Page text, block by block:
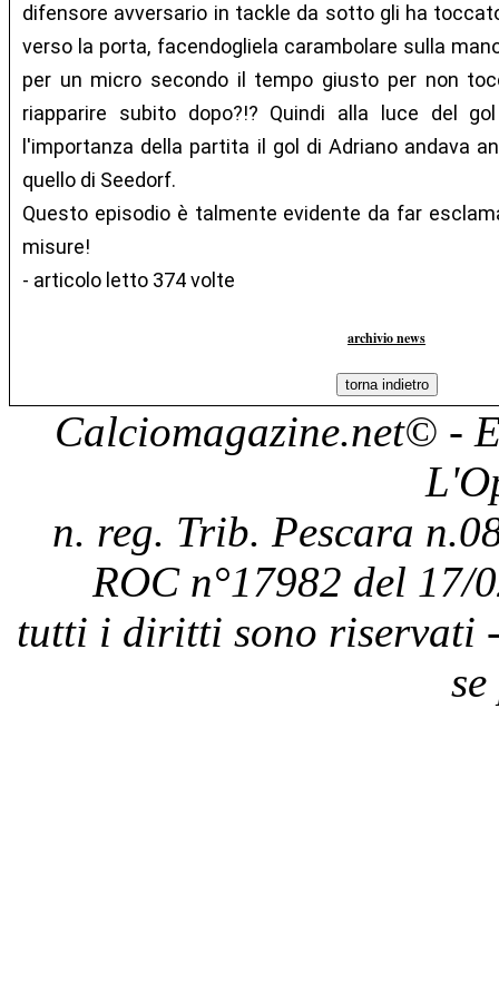
difensore avversario in tackle da sotto gli ha
verso la porta, facendogliela carambolare sulla
per un micro secondo il tempo giusto per non
riapparire subito dopo?!? Quindi alla luce del
l'importanza della partita il gol di Adriano andava
quello di Seedorf.
Questo episodio è talmente evidente da far
misure!
- articolo letto 374 volte
archivio news
Calciomagazine.net© -
n. reg. Trib. Pescara
ROC n°17982 del 17/
tutti i diritti sono riservati